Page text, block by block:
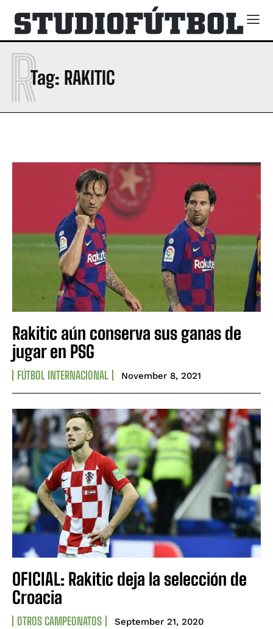
Tag: RAKITIC
R
Rakitic aún conserva sus ganas de
jugar en PSG
FÚTBOL INTERNACIONAL November 8, 2021
OFICIAL: Rakitic deja la selección de
Croacia
OTROS CAMPEONATOS September 21, 2020